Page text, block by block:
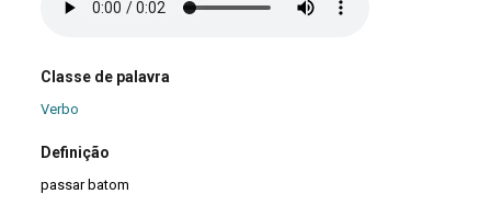
Classe de palavra
Verbo
Definição
passar batom